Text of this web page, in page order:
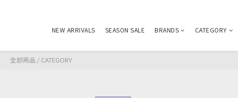
NEW ARRIVALS SEASON SALE BRANDS CATEGORY
全部商品 / CATEGORY